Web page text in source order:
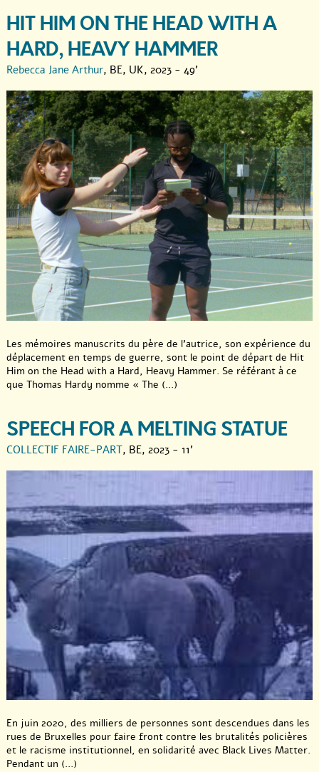
HIT HIM ON THE HEAD WITH A
HARD, HEAVY HAMMER
Rebecca Jane Arthur, BE, UK, 2023 - 49'
Les mémoires manuscrits du père de l’autrice, son expérience du
déplacement en temps de guerre, sont le point de départ de Hit
Him on the Head with a Hard, Heavy Hammer. Se référant à ce
que Thomas Hardy nomme « The (...)
SPEECH FOR A MELTING STATUE
COLLECTIF FAIRE-PART, BE, 2023 - 11'
En juin 2020, des milliers de personnes sont descendues dans les
rues de Bruxelles pour faire front contre les brutalités policières
et le racisme institutionnel, en solidarité avec Black Lives Matter.
Pendant un (...)